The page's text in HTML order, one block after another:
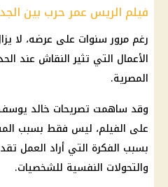
فيلم الريس عمر حرب بين
رغم مرور سنوات على عرضه، لا
الأعمال التي تثير النقاش عند
المصرية.
وقد ساهمت تصريحات خالد
على الفيلم، ليس فقط بسبب
بسبب الفكرة التي أراد العمل
والتحولات النفسية للشخصيات.